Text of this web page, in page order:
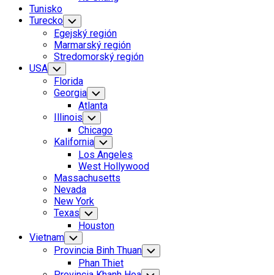
Menu
Tunisko
Turecko Toggle
Child
Menu
Egejský región
Marmarský región
Stredomorský región
Current
Page
Parent
USA Toggle
Child
Menu
Florida
Georgia Toggle
Child
Menu
Atlanta
Illinois Toggle
Child
Menu
Chicago
Kalifornia Toggle
Child
Menu
Los Angeles
West Hollywood
Massachusetts
Nevada
New York
Current
Page:
Texas Toggle
Child
Menu
Houston
Vietnam Toggle
Child
Menu
Provincia Binh Thuan Toggle
Child
Menu
Phan Thiet